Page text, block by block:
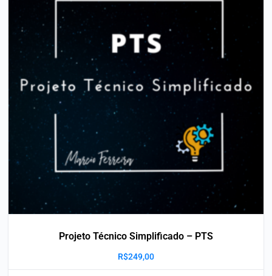
Projeto Técnico Simplificado – PTS
R$249,00